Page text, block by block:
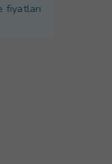
fiyatları